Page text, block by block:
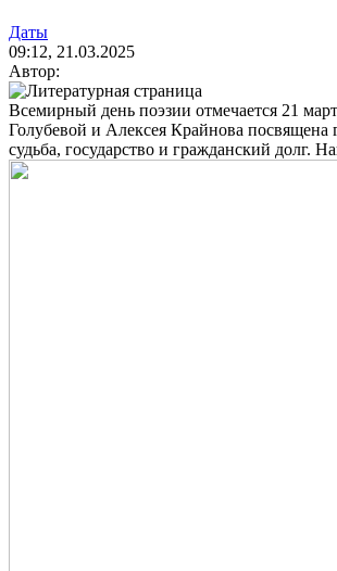
Даты
09:12, 21.03.2025
Автор:
Всемирный день поэзии отмечается 21
Голубевой и Алексея Крайнова
судьба, государство и гражданский долг.